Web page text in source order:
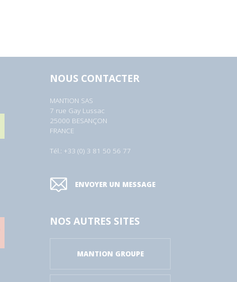
NOUS CONTACTER
MANTION SAS
7 rue Gay Lussac
25000 BESANÇON
FRANCE
Tél.: +33 (0) 3 81 50 56 77
ENVOYER UN MESSAGE
NOS AUTRES SITES
MANTION GROUPE